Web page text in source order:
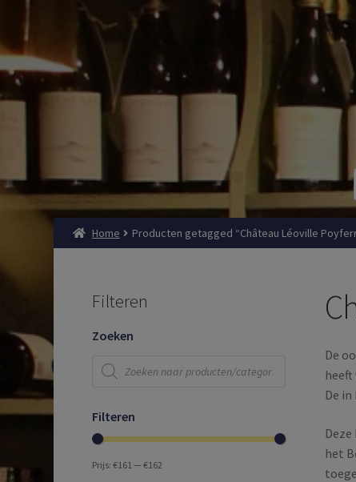
Home Producten getagged “Château Léoville
De
De
het
Filteren
Zoeken
zoeken
Filteren
Prijs:€161 —€162